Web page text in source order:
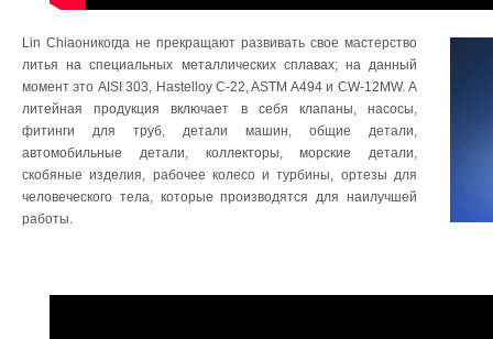
Lin Chiaoникогда не прекращают развивать свое мастерство
литья на специальных металлических сплавах; на данный
момент это AISI 303, Hastelloy C-22, ASTM A494 и CW-12MW. А
литейная продукция включает в себя клапаны, насосы,
фитинги для труб, детали машин, общие детали,
автомобильные детали, коллекторы, морские детали,
скобяные изделия, рабочее колесо и турбины, ортезы для
человеческого тела, которые производятся для наилучшей
работы.